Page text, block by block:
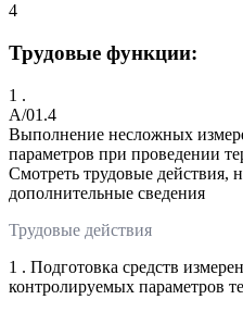
4
Трудовые функции:
1 .
A/01.4
Выполнение несложных
параметров при проведении
Смотреть трудовые действия,
дополнительные сведения
Трудовые действия
1 . Подготовка средств
контролируемых параметров